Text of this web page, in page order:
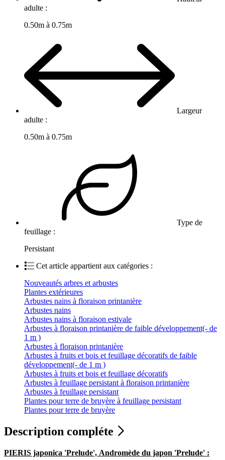
adulte :
0.50m à 0.75m
Largeur
adulte :
0.50m à 0.75m
Type de
feuillage :
Persistant
Cet article appartient aux catégories :
Nouveautés arbres et arbustes
Plantes extérieures
Arbustes nains à floraison printanière
Arbustes nains
Arbustes nains à floraison estivale
Arbustes à floraison printanière de faible développement(- de
1 m )
Arbustes à floraison printanière
Arbustes à fruits et bois et feuillage décoratifs de faible
développement(- de 1 m )
Arbustes à fruits et bois et feuillage décoratifs
Arbustes à feuillage persistant à floraison printanière
Arbustes à feuillage persistant
Plantes pour terre de bruyère à feuillage persistant
Plantes pour terre de bruyère
Description compléte
PIERIS japonica 'Prelude', Andromède du japon 'Prelude' :